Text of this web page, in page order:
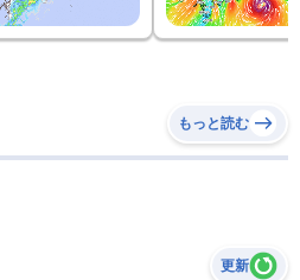
もっと読む
更新